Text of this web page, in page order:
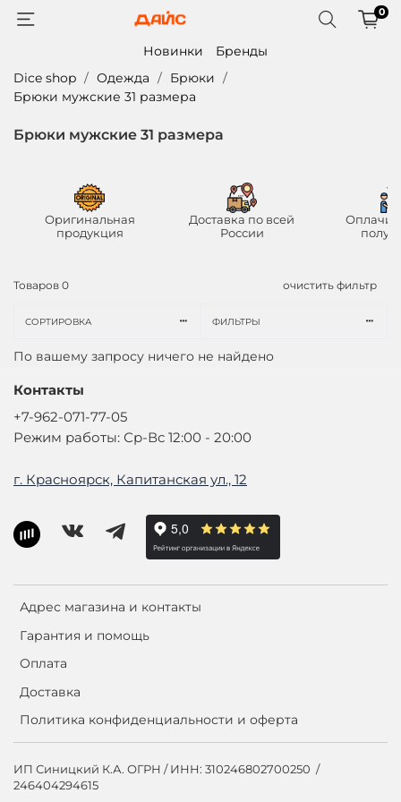
0
Новинки
Бренды
Dice shop
Одежда
Брюки
Брюки мужские 31 размера
Брюки мужские 31 размера
Оригинальная
продукция
Доставка по всей
России
Товаров 0 очистить фильтр
СОРТИРОВКА ФИЛЬТРЫ
По вашему запросу ничего не найдено
Адрес магазина и контакты
Гарантия и помощь
Оплата
Доставка
Политика конфиденциальности и оферта
Контакты
+7-962-071-77-05
Режим работы: Ср-Вс 12:00 - 20:00
г. Красноярск, Капитанская ул., 12
ИП Синицкий К.А. ОГРН / ИНН: 310246802700250 /
246404294615